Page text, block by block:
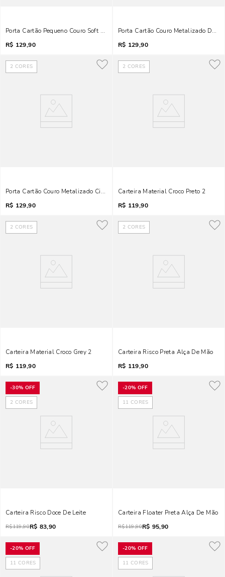
Porta Cartão Pequeno Couro Soft Preto
R$ 129,90
Porta Cartão Couro Metalizado
R$ 129,90
2 CORES
Porta Cartão Couro Metalizado Cinza Grafite
R$ 129,90
2 CORES
Carteira Material Croco Preto 2
R$ 119,90
2 CORES
Carteira Material Croco Grey 2
R$ 119,90
2 CORES
Carteira Risco Preta Alça De Mão
R$ 119,90
-30% OFF
2 CORES
Carteira Risco Doce De Leite
R$119,90R$ 83,90
-20% OFF
11 CORES
Carteira Floater Preta Alça De Mão
R$119,90R$ 95,90
-20% OFF
11 CORES
-20% OFF
11 CORES